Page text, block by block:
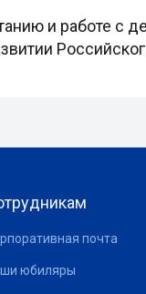
и работе с
почта
юбиляры